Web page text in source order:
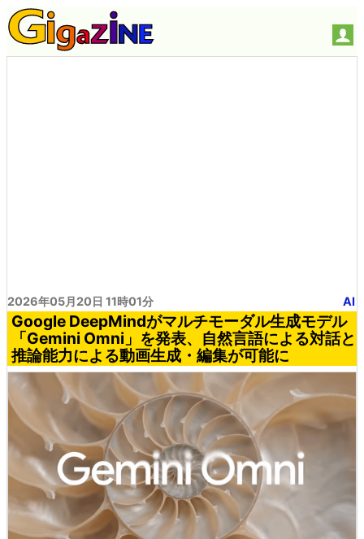
2026年05月20日 11時01分 AI
Google DeepMindがマルチモーダル生成モデル
「Gemini Omni」を発表、自然言語による対話と
推論能力による動画生成・編集が可能に